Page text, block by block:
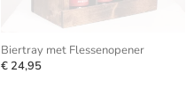
Biertray met Flessenopener
€ 24,95